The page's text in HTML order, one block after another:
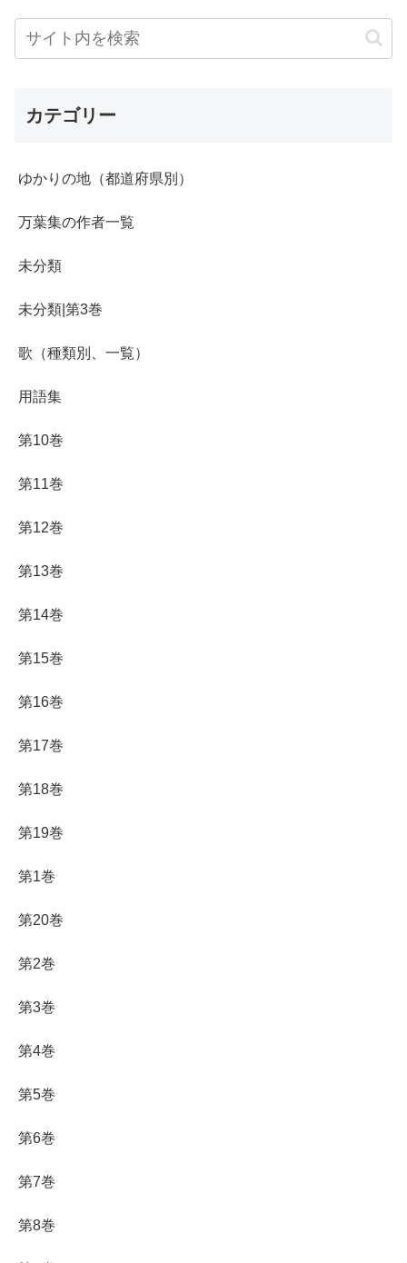
カテゴリー
ゆかりの地（都道府県別）
万葉集の作者一覧
未分類
未分類|第3巻
歌（種類別、一覧）
用語集
第10巻
第11巻
第12巻
第13巻
第14巻
第15巻
第16巻
第17巻
第18巻
第19巻
第1巻
第20巻
第2巻
第3巻
第4巻
第5巻
第6巻
第7巻
第8巻